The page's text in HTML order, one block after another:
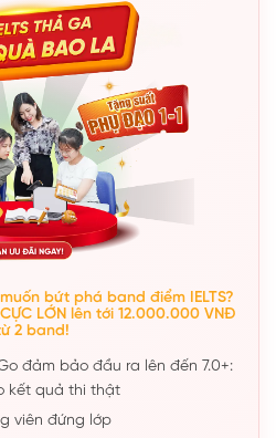
bứt phá band điểm IELTS?
LỚN lên tới 12.000.000 VNĐ
2 band!
đảm bảo đầu ra lên đến 7.0+:
kết quả thi thật
viên đứng lớp